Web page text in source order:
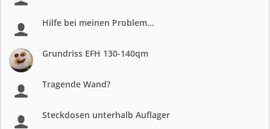
Hilfe bei meinen Problem...
Grundriss EFH 130-140qm
Tragende Wand?
Steckdosen unterhalb Auflager